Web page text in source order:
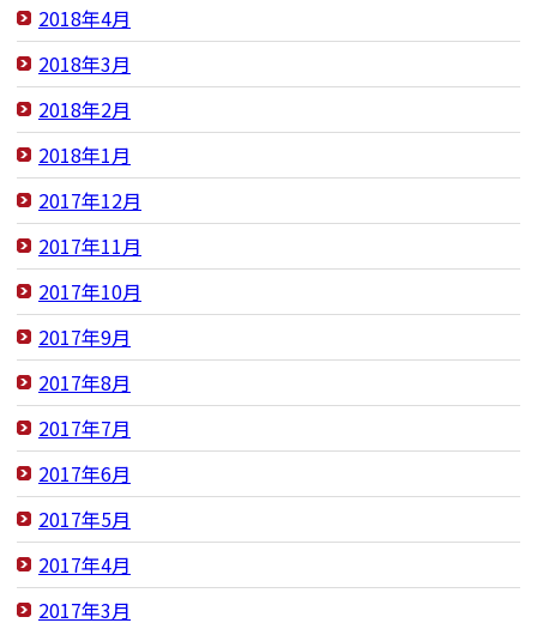
2018年4月
2018年3月
2018年2月
2018年1月
2017年12月
2017年11月
2017年10月
2017年9月
2017年8月
2017年7月
2017年6月
2017年5月
2017年4月
2017年3月